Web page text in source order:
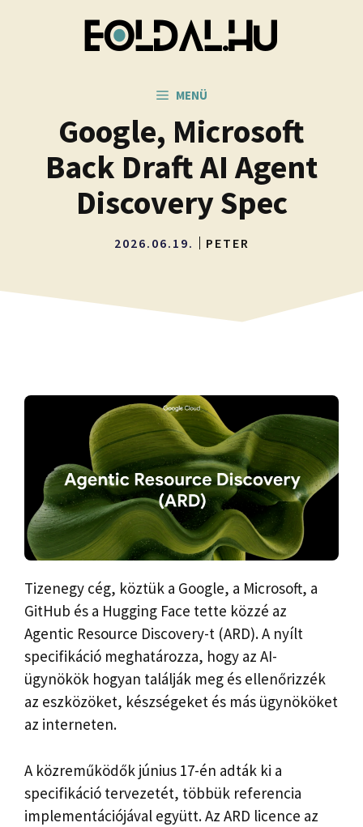
MENÜ
Google, Microsoft
Back Draft AI Agent
Discovery Spec
2026.06.19. PETER
Tizenegy cég, köztük a Google, a Microsoft, a
GitHub és a Hugging Face tette közzé az
Agentic Resource Discovery-t (ARD). A nyílt
specifikáció meghatározza, hogy az AI-
ügynökök hogyan találják meg és ellenőrizzék
az eszközöket, készségeket és más ügynököket
az interneten.
A közreműködők június 17-én adták ki a
specifikáció tervezetét, többük referencia
implementációjával együtt. Az ARD licence az